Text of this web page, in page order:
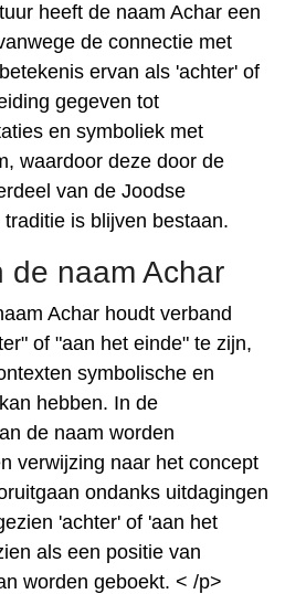
heeft de naam Achar een
de connectie met
ervan als 'achter' of
gegeven tot
en symboliek met
waardoor deze door de
van de Joodse
is blijven bestaan.
de naam Achar
Achar houdt verband
of "aan het einde" te zijn,
symbolische en
hebben. In de
de naam worden
verwijzing naar het concept
ondanks uitdagingen
'achter' of 'aan het
als een positie van
worden geboekt. < /p>